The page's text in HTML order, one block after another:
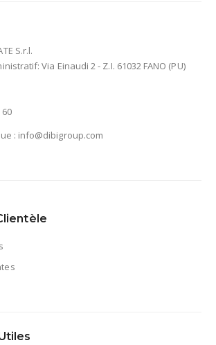
S.r.l.
Via Einaudi 2 - Z.I. 61032 FANO (PU)
60
: info@dibigroup.com